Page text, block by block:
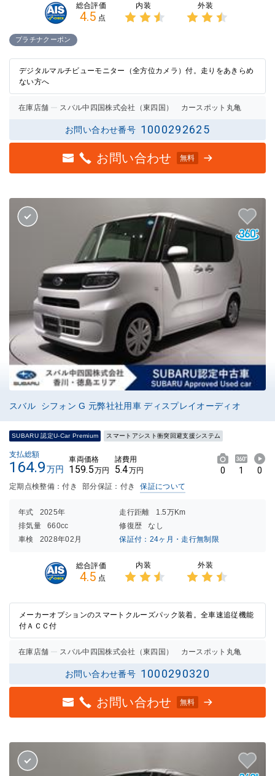
総合評価
4.5 点
内装 外装
プラチナクーポン
デジタルマルチビューモニター（全方位カメラ）付。走りをあきらめ
ない方へ
在庫店舗 スバル中四国株式会社（東四国） カースポット丸亀
お問い合わせ番号 1000292625
お問い合わせ 無料
スバル シフォン G 元弊社社用車 ディスプレイオーディオ
SUBARU 認定U-Car Premium スマートアシスト衝突回避支援システム
支払総額
164.9万円
車両価格
159.5万円
諸費用
5.4万円 0 1 0
定期点検整備：付き 部分保証：付き 保証について
年式 2025年 走行距離
1.5万Km
排気量
660cc 修復歴
なし
車検
2028年02月 保証付：24ヶ月・走行無制限
総合評価
4.5 点
内装
2.5点
の評価
外装
2.5点
の評価
メーカーオプションのスマートクルーズパック装着。全車速追従機能
付ＡＣＣ付
在庫店舗 スバル中四国株式会社（東四国） カースポット丸亀
お問い合わせ番号 1000290320
お問い合わせ 無料